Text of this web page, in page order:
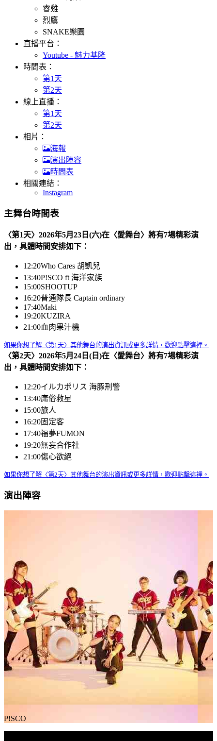
睿雞
烈鷹
SNAKE樂園
直播平台：
Youtube - 魅力基隆
時間表：
第1天
第2天
線上直播：
第1天
第2天
相片：
海報
演出陣容
時間表
相關連結：
Instagram
主舞台時間表
〈第1天〉2026年5月23日(六)在〈愛舞台〉將有7場精彩演
出，具體時間安排如下：
12:20Who Cares 胡凱兒
13:40P!SCO ft 海洋家族
15:00SHOOTUP
16:20普通隊長 Captain ordinary
17:40Maki
19:20KUZIRA
21:00血肉果汁機
如果你想了解〈第1天〉其他舞台的演出資訊或更多詳情，歡迎點擊這裡。
〈第2天〉2026年5月24日(日)在〈愛舞台〉將有7場精彩演
出，具體時間安排如下：
12:20イルカポリス 海豚刑警
13:40庸俗救星
15:00旅人
16:20固定客
17:40福夢FUMON
19:20無妄合作社
21:00傷心欲絕
如果你想了解〈第2天〉其他舞台的演出資訊或更多詳情，歡迎點擊這裡。
演出陣容
P!SCO